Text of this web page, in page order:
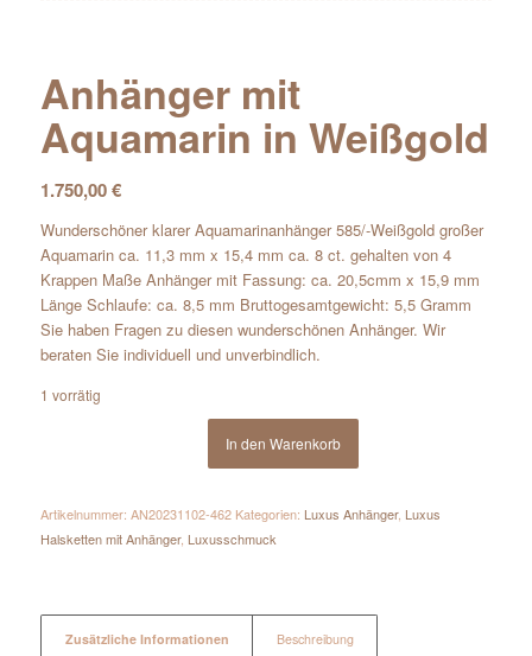
Anhänger mit
Aquamarin in Weißgold
1.750,00€
Wunderschöner klarer Aquamarinanhänger 585/-Weißgold großer
Aquamarin ca. 11,3 mm x 15,4 mm ca. 8 ct. gehalten von 4
Krappen Maße Anhänger mit Fassung: ca. 20,5cmm x 15,9 mm
Länge Schlaufe: ca. 8,5 mm Bruttogesamtgewicht: 5,5 Gramm
Sie haben Fragen zu diesen wunderschönen Anhänger. Wir
beraten Sie individuell und unverbindlich.
1 vorrätig
In den Warenkorb
Artikelnummer: AN20231102-462 Kategorien: Luxus Anhänger, Luxus
Halsketten mit Anhänger, Luxusschmuck
Zusätzliche Informationen Beschreibung